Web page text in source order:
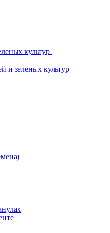
культур
и зеленых культур